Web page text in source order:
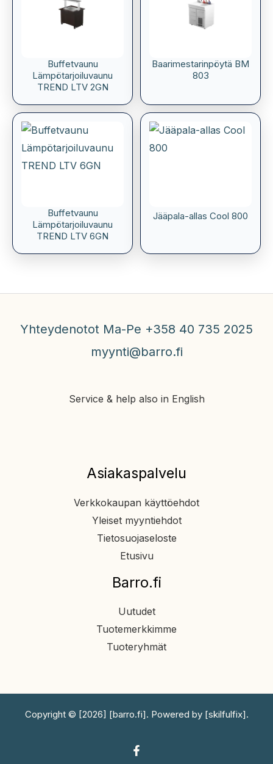
Buffetvaunu
Lämpötarjoiluvaunu
TREND LTV 2GN
Baarimestarinpöytä BM
803
Buffetvaunu
Lämpötarjoiluvaunu
TREND LTV 6GN
Jääpala-allas Cool 800
Yhteydenotot Ma-Pe +358 40 735 2025
myynti@barro.fi
Service & help also in English
Asiakaspalvelu
Verkkokaupan käyttöehdot
Yleiset myyntiehdot
Tietosuojaseloste
Etusivu
Barro.fi
Uutudet
Tuotemerkkimme
Tuoteryhmät
Copyright © [2026] [barro.fi]. Powered by [skilfulfix].